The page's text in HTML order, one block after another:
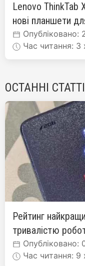
Lenovo ThinkTab
нові планшети
Опубліковано:
Час читання: 3
ОСТАННІ СТАТТІ
Рейтинг
тривалістю
Опубліковано:
Час читання: 9